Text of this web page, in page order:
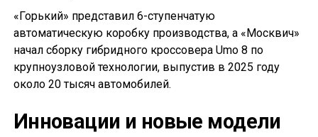
«Горький» представил 6-ступенчатую
автоматическую коробку производства, а «Москвич»
начал сборку гибридного кроссовера Umo 8 по
крупноузловой технологии, выпустив в 2025 году
около 20 тысяч автомобилей.
Инновации и новые модели